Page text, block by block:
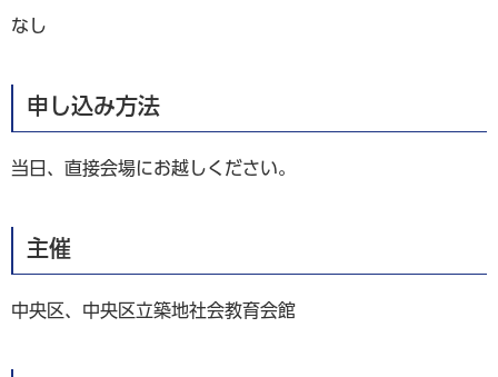
なし
申し込み方法
当日、直接会場にお越しください。
主催
中央区、中央区立築地社会教育会館